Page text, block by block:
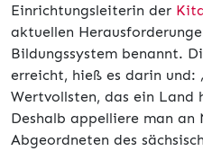
Einrichtungsleiterin der
aktuellen
Bildungssystem benannt.
erreicht, hieß es darin
Wertvollsten, das ein Land
Deshalb appelliere man an
Abgeordneten des